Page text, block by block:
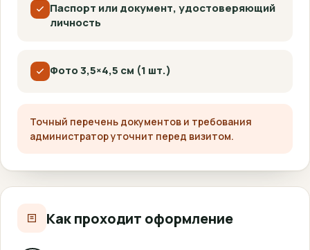
Паспорт или документ, удостоверяющий
личность
Фото 3,5×4,5 см (1 шт.)
Точный перечень документов и требования
администратор уточнит перед визитом.
Как проходит оформление